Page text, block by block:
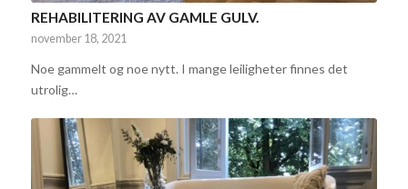
REHABILITERING AV GAMLE GULV.
november 18, 2021
Noe gammelt og noe nytt. I mange leiligheter finnes det
utrolig…